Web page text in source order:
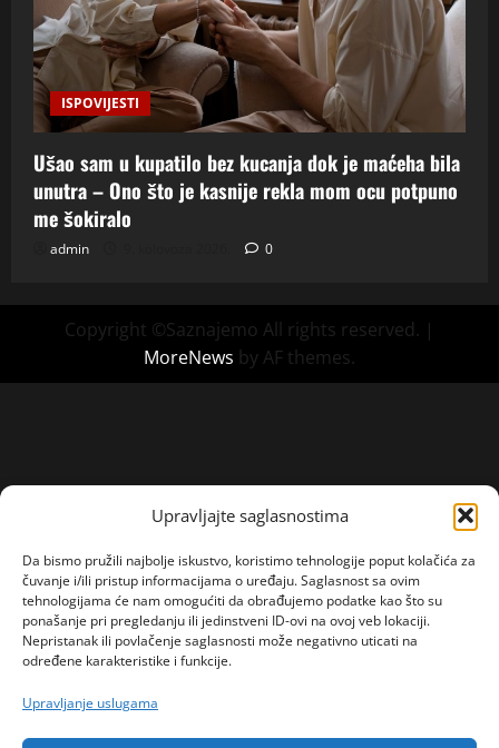
Upravljajte saglasnostima
Da bismo pružili najbolje iskustvo, koristimo tehnologije poput kolačića za
čuvanje i/ili pristup informacijama o uređaju. Saglasnost sa ovim
tehnologijama će nam omogućiti da obrađujemo podatke kao što su
ponašanje pri pregledanju ili jedinstveni ID-ovi na ovoj veb lokaciji.
Nepristanak ili povlačenje saglasnosti može negativno uticati na
određene karakteristike i funkcije.
Upravljanje uslugama
ISPOVIJESTI
Ušao sam u kupatilo bez kucanja dok je maćeha bila
unutra – Ono što je kasnije rekla mom ocu potpuno
me šokiralo
admin 0
Copyright ©Saznajemo All rights reserved. |
MoreNews by AF themes.